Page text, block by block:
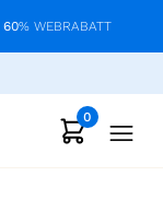
60% WEBRABATT
0